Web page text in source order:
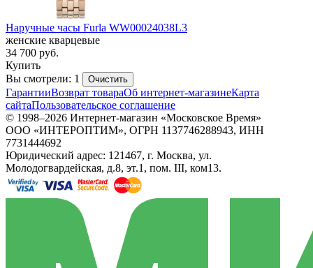
Наручные часы Furla WW00024038L3
женские кварцевые
34 700 руб.
Купить
Вы смотрели: 1
Очистить
ГарантииВозврат товараОб интернет-магазинеКарта
сайтаПользовательское соглашение
© 1998–2026 Интернет-магазин «Московское Время»
ООО «ИНТЕРОПТИМ», ОГРН 1137746288943, ИНН
7731444692
Юридический адрес: 121467, г. Москва, ул.
Молодогвардейская, д.8, эт.1, пом. III, ком13.